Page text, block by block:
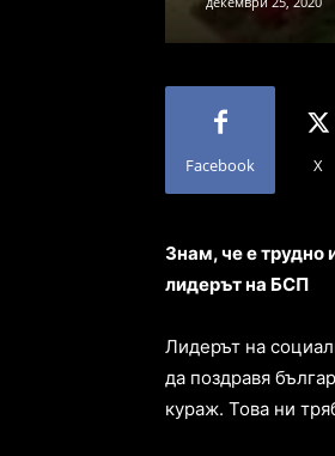
Facebook X
Знам, че е трудно
лидерът на БСП
Лидерът на
да поздравя
кураж. Това ни